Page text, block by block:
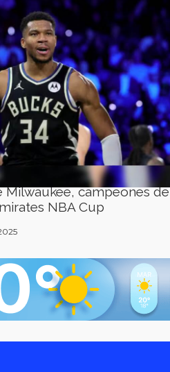
Milwaukee, campeones de
NBA Cup